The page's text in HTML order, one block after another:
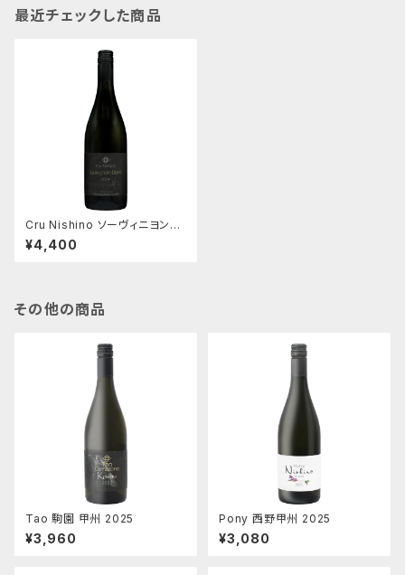
最近チェックした商品
Cru Nishino ソーヴィニヨンブ
ラン 2024
¥4,400
その他の商品
Tao 駒園 甲州 2025
¥3,960
Pony 西野甲州 2025
¥3,080